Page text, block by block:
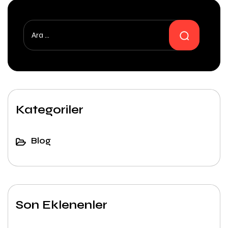
Arama:
Kategoriler
Blog
Son Eklenenler